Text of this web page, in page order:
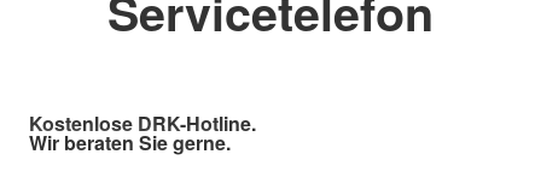
Kostenlose DRK-Hotline.
Wir beraten Sie gerne.